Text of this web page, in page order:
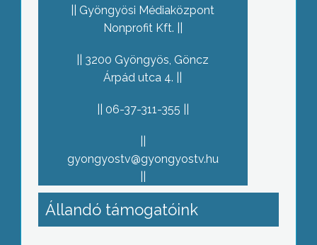
Gyöngyösi Médiaközpont
Nonprofit Kft.
3200 Gyöngyös, Göncz
Árpád utca 4.
06-37-311-355
gyongyostv@gyongyostv.hu
Állandó támogatóink